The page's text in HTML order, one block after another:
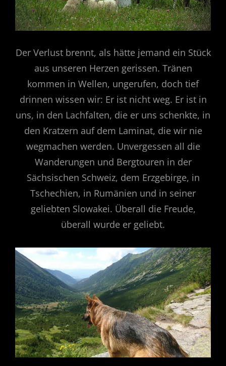
Der Verlust brennt, als hätte jemand ein Stück
aus unseren Herzen gerissen. Tränen
kommen in Wellen, ungerufen, doch tief
drinnen wissen wir: Er ist nicht weg. Er ist in
uns, in den Lachfalten, die er uns schenkte, in
den Kratzern auf dem Laminat, die wir nie
wegmachen werden. Unvergessen all die
Wanderungen und Bergtouren in der
Sächsischen Schweiz, dem Erzgebirge, in
Tschechien, in Rumänien und in seiner
geliebten Slowakei. Überall die Freude,
überall wurde er geliebt.